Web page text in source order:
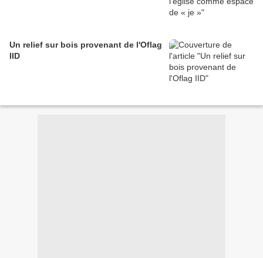
Un relief sur bois provenant de l'Oflag
IID